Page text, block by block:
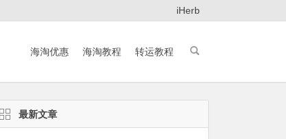
iHerb
海淘优惠 海淘教程 转运教程
最新文章